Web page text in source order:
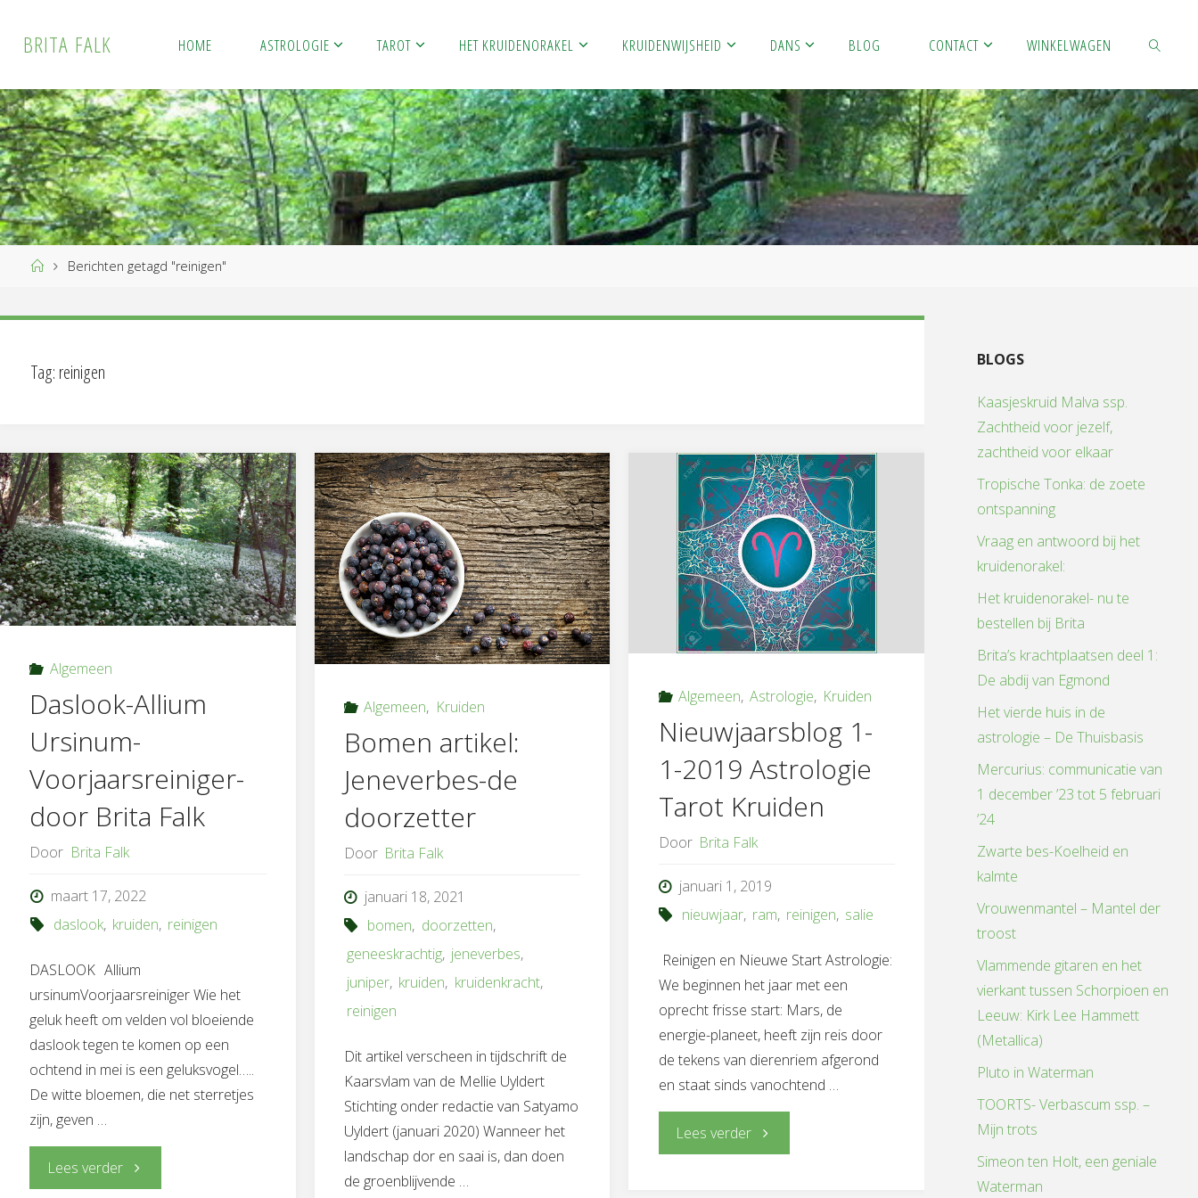
naar
inhoud
BRITA FALK HOME ASTROLOGIE TAROT HET KRUIDENORAKEL KRUIDENWIJSHEID DANS BLOG CONTACT WINKELWAGEN
ZOEKEN
HomeBerichten getagd "reinigen"
Tag: reinigen
Algemeen
Daslook-Allium
Ursinum-
Voorjaarsreiniger-
door Brita Falk
Door Brita Falk
maart 17, 2022
daslook, kruiden, reinigen
DASLOOK Allium
ursinumVoorjaarsreiniger Wie het
geluk heeft om velden vol bloeiende
daslook tegen te komen op een
ochtend in mei is een geluksvogel…..
De witte bloemen, die net sterretjes
zijn, geven …
Lees verder"Daslook-
Algemeen, Kruiden
Bomen artikel:
Jeneverbes-de
doorzetter
Door Brita Falk
januari 18, 2021
bomen, doorzetten,
geneeskrachtig, jeneverbes,
juniper, kruiden, kruidenkracht,
reinigen
Dit artikel verscheen in tijdschrift de
Kaarsvlam van de Mellie Uyldert
Stichting onder redactie van Satyamo
Uyldert (januari 2020) Wanneer het
landschap dor en saai is, dan doen
de groenblijvende …
Algemeen, Astrologie, Kruiden
Nieuwjaarsblog 1-
1-2019 Astrologie
Tarot Kruiden
Door Brita Falk
januari 1, 2019
nieuwjaar, ram, reinigen, salie
Reinigen en Nieuwe Start Astrologie:
We beginnen het jaar met een
oprecht frisse start: Mars, de
energie-planeet, heeft zijn reis door
de tekens van dierenriem afgerond
en staat sinds vanochtend …
Lees verder"Nieuwjaarsblog
BLOGS
Kaasjeskruid Malva ssp.
Zachtheid voor jezelf,
zachtheid voor elkaar
Tropische Tonka: de zoete
ontspanning
Vraag en antwoord bij het
kruidenorakel:
Het kruidenorakel- nu te
bestellen bij Brita
Brita’s krachtplaatsen deel 1:
De abdij van Egmond
Het vierde huis in de
astrologie – De Thuisbasis
Mercurius: communicatie van
1 december ’23 tot 5 februari
’24
Zwarte bes-Koelheid en
kalmte
Vrouwenmantel – Mantel der
troost
Vlammende gitaren en het
vierkant tussen Schorpioen en
Leeuw: Kirk Lee Hammett
(Metallica)
Pluto in Waterman
TOORTS- Verbascum ssp. –
Mijn trots
Simeon ten Holt, een geniale
Waterman